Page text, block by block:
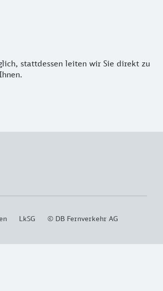
stattdessen leiten wir Sie direkt zu
LkSG © DB Fernverkehr AG